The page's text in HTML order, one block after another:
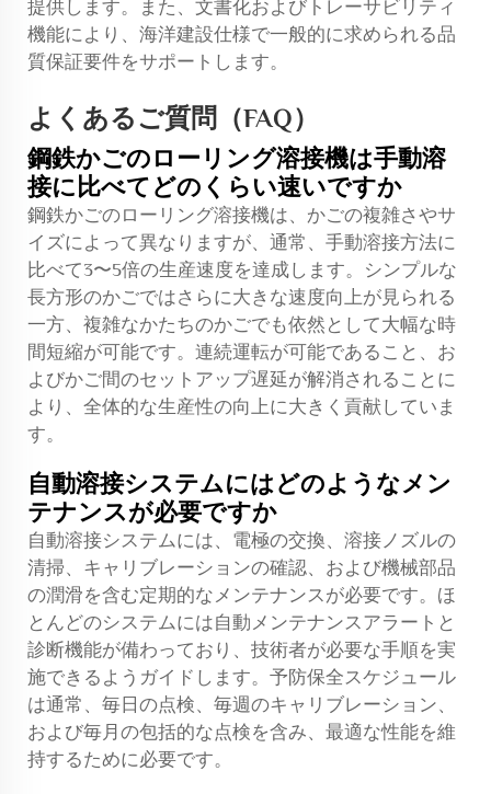
提供します。また、文書化およびトレーサビリティ
機能により、海洋建設仕様で一般的に求められる品
質保証要件をサポートします。
よくあるご質問（FAQ）
鋼鉄かごのローリング溶接機は手動溶
接に比べてどのくらい速いですか
鋼鉄かごのローリング溶接機は、かごの複雑さやサ
イズによって異なりますが、通常、手動溶接方法に
比べて3〜5倍の生産速度を達成します。シンプルな
長方形のかごではさらに大きな速度向上が見られる
一方、複雑なかたちのかごでも依然として大幅な時
間短縮が可能です。連続運転が可能であること、お
よびかご間のセットアップ遅延が解消されることに
より、全体的な生産性の向上に大きく貢献していま
す。
自動溶接システムにはどのようなメン
テナンスが必要ですか
自動溶接システムには、電極の交換、溶接ノズルの
清掃、キャリブレーションの確認、および機械部品
の潤滑を含む定期的なメンテナンスが必要です。ほ
とんどのシステムには自動メンテナンスアラートと
診断機能が備わっており、技術者が必要な手順を実
施できるようガイドします。予防保全スケジュール
は通常、毎日の点検、毎週のキャリブレーション、
および毎月の包括的な点検を含み、最適な性能を維
持するために必要です。